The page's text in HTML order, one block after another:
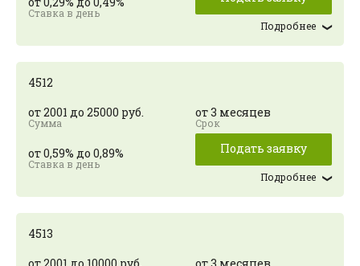
Подробнее
4512
от 2001 до 25000 руб.
от 3 месяцев
от 0,59% до 0,89% Подать заявку
Подробнее
4513